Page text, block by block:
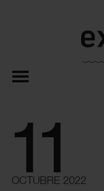
11
OCTUBRE 2022